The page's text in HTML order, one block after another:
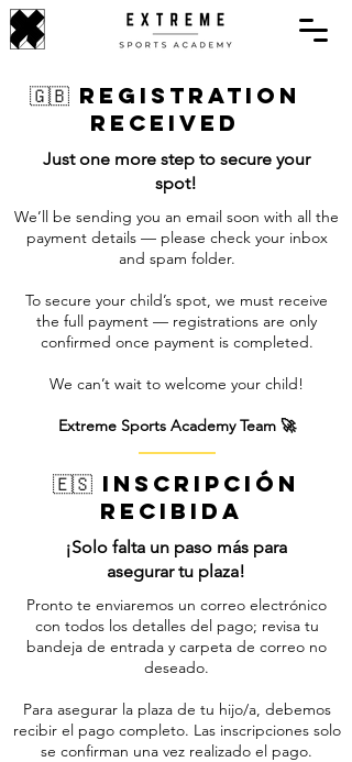
🇬🇧 Registration
Received
Just one more step to secure your
spot!
We’ll be sending you an email soon with all the
payment details — please check your inbox
and spam folder.
To secure your child’s spot, we must receive
the full payment — registrations are only
confirmed once payment is completed.
We can’t wait to welcome your child!
Extreme Sports Academy Team 🚀
🇪🇸 Inscripción
recibida
​¡Solo falta un paso más para
asegurar tu plaza!
Pronto te enviaremos un correo electrónico
con todos los detalles del pago; revisa tu
bandeja de entrada y carpeta de correo no
deseado.
Para asegurar la plaza de tu hijo/a, debemos
recibir el pago completo. Las inscripciones solo
se confirman una vez realizado el pago.